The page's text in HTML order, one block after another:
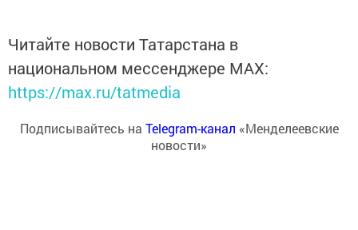
Читайте новости Татарстана в
национальном мессенджере MАХ:
https://max.ru/tatmedia
Подписывайтесь на Telegram-канал «Менделеевские
новости»